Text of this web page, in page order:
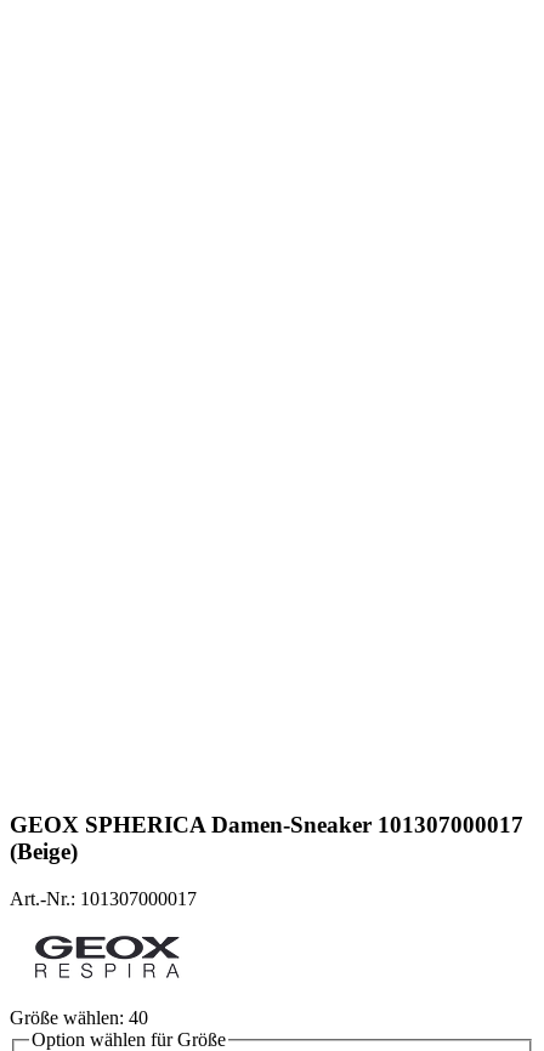
GEOX SPHERICA Damen-Sneaker 101307000017
(Beige)
Art.-Nr.: 101307000017
Größe wählen: 40
Option wählen für Größe